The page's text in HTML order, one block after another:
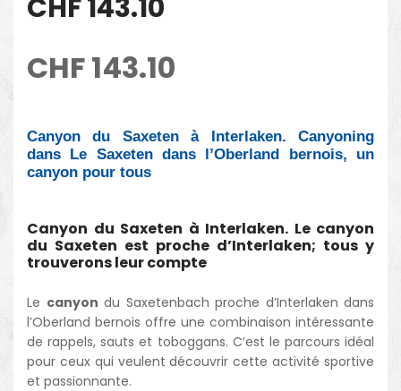
CHF 143.10
CHF143.10
Canyon du Saxeten à Interlaken. Canyoning
dans Le Saxeten dans l’Oberland bernois, un
canyon pour tous
Canyon du Saxeten à Interlaken. Le canyon
du Saxeten est proche d’Interlaken; tous y
trouverons leur compte
Le canyon du Saxetenbach proche d’Interlaken dans
l’Oberland bernois offre une combinaison intéressante
de rappels, sauts et toboggans. C’est le parcours idéal
pour ceux qui veulent découvrir cette activité sportive
et passionnante.